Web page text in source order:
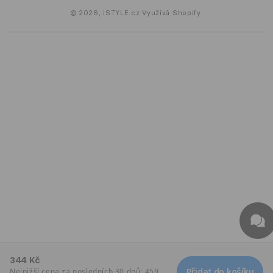
344 Kč
© 2026, iSTYLE.cz Využívá Shopify.